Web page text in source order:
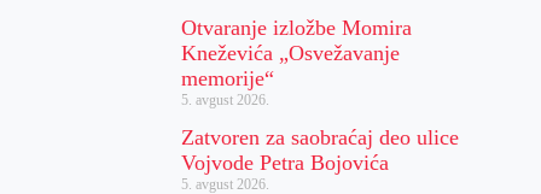
Otvaranje izložbe Momira
Kneževića „Osvežavanje
memorije“
5. avgust 2026.
Zatvoren za saobraćaj deo ulice
Vojvode Petra Bojovića
5. avgust 2026.